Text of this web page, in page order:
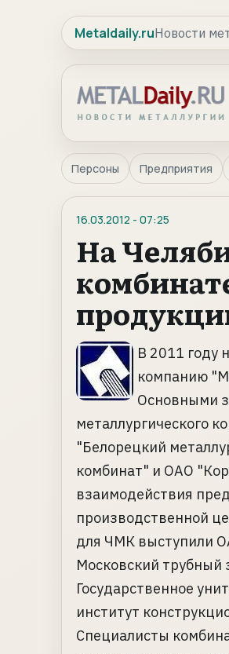
Metaldaily.ruНовости
Персоны Предприятия
16.03.2012 - 07:25
На
В 2011 году
компанию
Основными
металлургического
"Белорецкий
комбинат" и ОАО
взаимодействия
производственной
для ЧМК выступили
Московский
Государственное
институт
Специалисты